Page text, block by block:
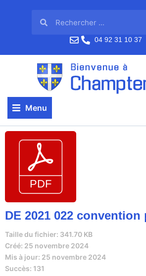
04 92 31 10 37
Menu
DE 2021 022
Taille du fichier: 341.70 KB
Créé: 25 novembre 2024
Mis à jour: 25 novembre 2024
Succès: 131